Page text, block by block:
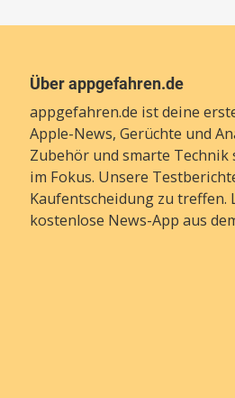
Über appgefahren.de
appgefahren.de ist deine
Apple-News, Gerüchte und
Zubehör und smarte
im Fokus. Unsere
Kaufentscheidung zu treffen.
kostenlose News-App aus